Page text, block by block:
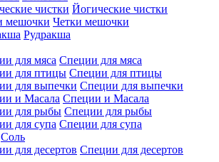
Йогические чистки
Четки мешочки
Рудракша
Специи для мяса
Специи для птицы
Специи для выпечки
Специи и Масала
Специи для рыбы
Специи для супа
Соль
Специи для десертов